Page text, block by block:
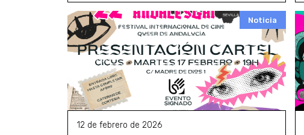
Noticia
12 de febrero de 2026